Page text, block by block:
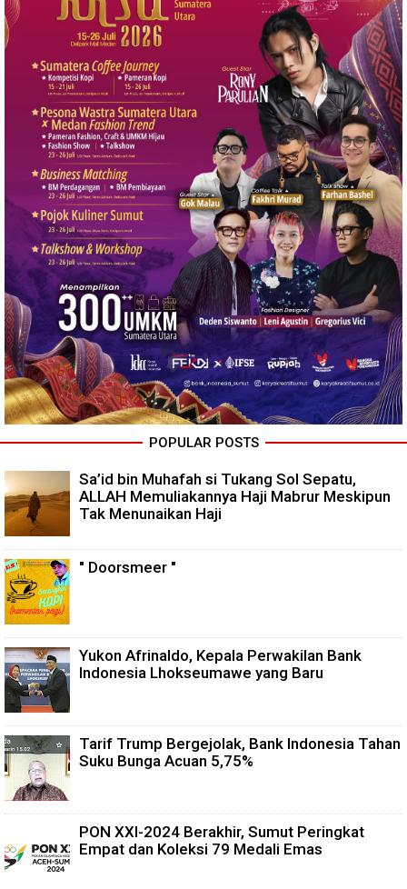
POPULAR POSTS
Sa’id bin Muhafah si Tukang Sol Sepatu,
ALLAH Memuliakannya Haji Mabrur Meskipun
Tak Menunaikan Haji
" Doorsmeer "
Yukon Afrinaldo, Kepala Perwakilan Bank
Indonesia Lhokseumawe yang Baru
Tarif Trump Bergejolak, Bank Indonesia Tahan
Suku Bunga Acuan 5,75%
PON XXI-2024 Berakhir, Sumut Peringkat
Empat dan Koleksi 79 Medali Emas